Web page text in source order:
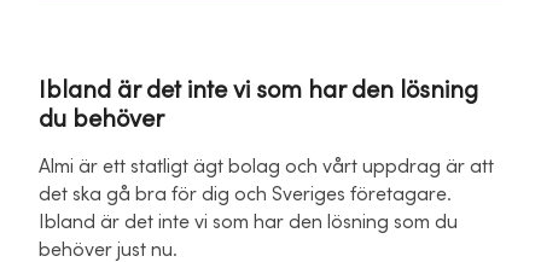
Ibland är det inte vi som har den lösning
du behöver
Almi är ett statligt ägt bolag och vårt uppdrag är att
det ska gå bra för dig och Sveriges företagare.
Ibland är det inte vi som har den lösning som du
behöver just nu.